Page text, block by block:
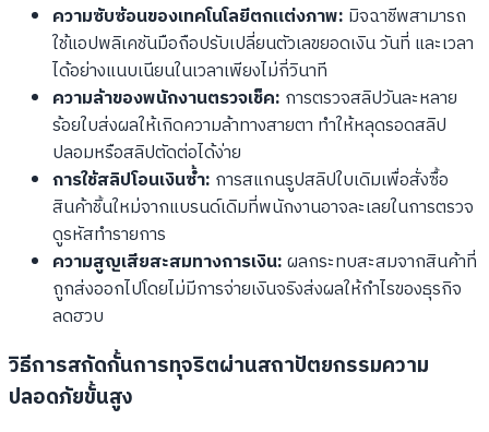
ความซับซ้อนของเทคโนโลยีตกแต่งภาพ: มิจฉาชีพสามารถ
ใช้แอปพลิเคชันมือถือปรับเปลี่ยนตัวเลขยอดเงิน วันที่ และเวลา
ได้อย่างแนบเนียนในเวลาเพียงไม่กี่วินาที
ความล้าของพนักงานตรวจเช็ค: การตรวจสลิปวันละหลาย
ร้อยใบส่งผลให้เกิดความล้าทางสายตา ทำให้หลุดรอดสลิป
ปลอมหรือสลิปตัดต่อได้ง่าย
การใช้สลิปโอนเงินซ้ำ: การสแกนรูปสลิปใบเดิมเพื่อสั่งซื้อ
สินค้าชิ้นใหม่จากแบรนด์เดิมที่พนักงานอาจละเลยในการตรวจ
ดูรหัสทำรายการ
ความสูญเสียสะสมทางการเงิน:ผลกระทบสะสมจากสินค้าที่
ถูกส่งออกไปโดยไม่มีการจ่ายเงินจริงส่งผลให้กำไรของธุรกิจ
ลดฮวบ
วิธีการสกัดกั้นการทุจริตผ่านสถาปัตยกรรมความ
ปลอดภัยขั้นสูง